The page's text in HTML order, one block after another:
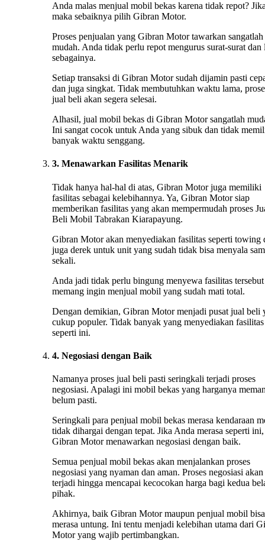
Anda malas menjual mobil bekas karena tidak repot?
maka sebaiknya pilih Gibran Motor.
Proses penjualan yang Gibran Motor tawarkan sangatlah
mudah. Anda tidak perlu repot mengurus surat-surat dan
sebagainya.
Setiap transaksi di Gibran Motor sudah dijamin pasti
dan juga singkat. Tidak membutuhkan waktu lama,
jual beli akan segera selesai.
Alhasil, jual mobil bekas di Gibran Motor sangatlah
Ini sangat cocok untuk Anda yang sibuk dan tidak
banyak waktu senggang.
3. Menawarkan Fasilitas Menarik
Tidak hanya hal-hal di atas, Gibran Motor juga memiliki
fasilitas sebagai kelebihannya. Ya, Gibran Motor siap
memberikan fasilitas yang akan mempermudah proses
Beli Mobil Tabrakan Kiarapayung.
Gibran Motor akan menyediakan fasilitas seperti towing
juga derek untuk unit yang sudah tidak bisa menyala
sekali.
Anda jadi tidak perlu bingung menyewa fasilitas
memang ingin menjual mobil yang sudah mati total.
Dengan demikian, Gibran Motor menjadi pusat jual beli
cukup populer. Tidak banyak yang menyediakan fasilitas
seperti ini.
4. Negosiasi dengan Baik
Namanya proses jual beli pasti seringkali terjadi proses
negosiasi. Apalagi ini mobil bekas yang harganya
belum pasti.
Seringkali para penjual mobil bekas merasa kendaraan
tidak dihargai dengan tepat. Jika Anda merasa seperti ini,
Gibran Motor menawarkan negosiasi dengan baik.
Semua penjual mobil bekas akan menjalankan proses
negosiasi yang nyaman dan aman. Proses negosiasi akan
terjadi hingga mencapai kecocokan harga bagi kedua
pihak.
Akhirnya, baik Gibran Motor maupun penjual mobil bisa
merasa untung. Ini tentu menjadi kelebihan utama dari
Motor yang wajib pertimbangkan.